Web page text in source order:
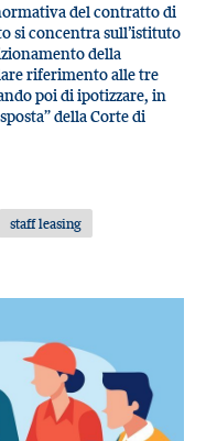
del contratto di
si concentra sull’istituto
della
riferimento alle tre
poi di ipotizzare, in
della Corte di
staff leasing